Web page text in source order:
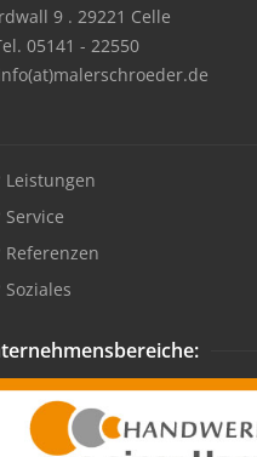
9 . 29221 Celle
05141 - 22550
Leistungen
Service
Referenzen
Soziales